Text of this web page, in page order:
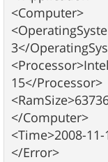
<Computer>
3</
15</Processor>
</Computer>
<Time>2008-
</Error>